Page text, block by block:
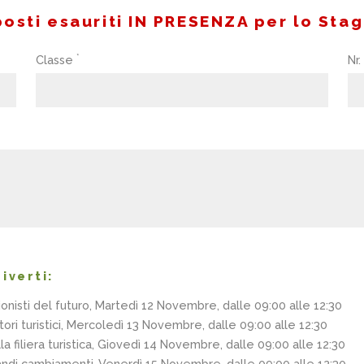
esauriti IN PRESENZA per lo
Classe *
del futuro , Martedì 12 Novembre, dalle 09:00 alle 12:30
turistici , Mercoledì 13 Novembre, dalle 09:00 alle 12:30
filiera turistica , Giovedì 14 Novembre, dalle 09:00 alle 12:30